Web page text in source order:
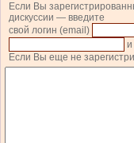
Если Вы
дискуссии — введите
свой логин (email)
и
Если Вы еще не